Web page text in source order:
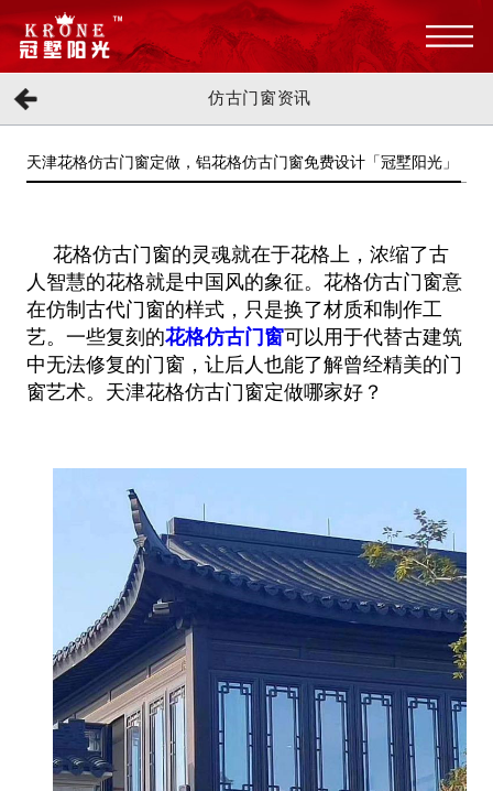
仿古门窗资讯
天津花格仿古门窗定做，铝花格仿古门窗免费设计「冠墅阳光」
花格仿古门窗的灵魂就在于花格上，浓缩了古
人智慧的花格就是中国风的象征。花格仿古门窗意
在仿制古代门窗的样式，只是换了材质和制作工
艺。一些复刻的花格仿古门窗可以用于代替古建筑
中无法修复的门窗，让后人也能了解曾经精美的门
窗艺术。天津花格仿古门 窗定做哪家好？